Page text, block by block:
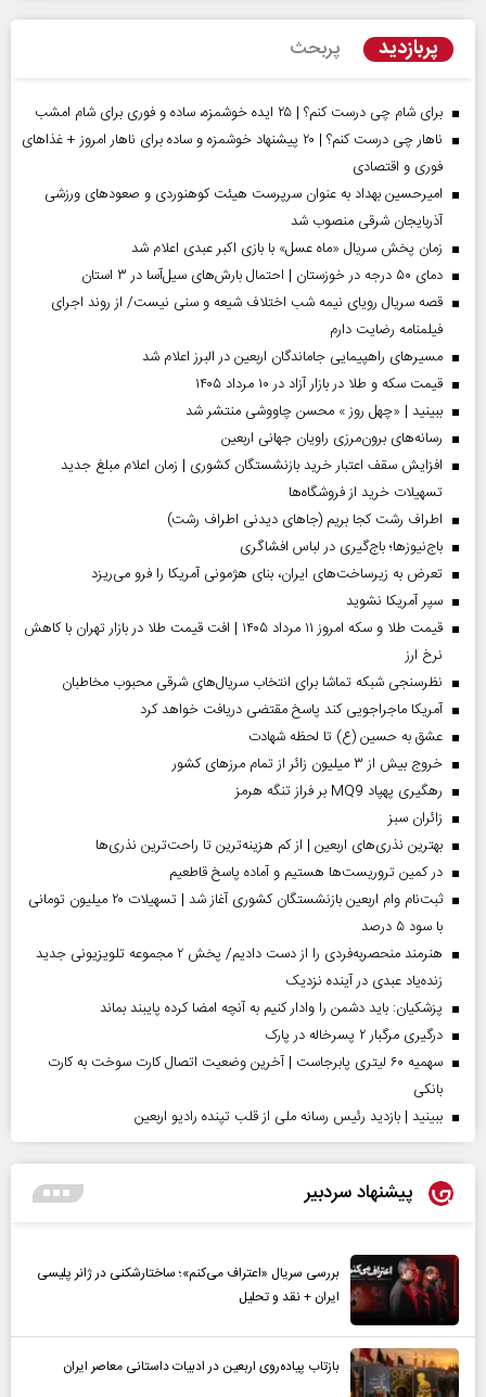
پربازدید پربحث
برای شام چی درست کنم؟ | ۲۵ ایده خوشمزه، ساده و فوری برای شام امشب
ناهار چی درست کنم؟ | ۲۰ پیشنهاد خوشمزه و ساده برای ناهار امروز + غذاهای
فوری و اقتصادی
امیرحسین بهداد به عنوان سرپرست هیئت کوهنوردی و صعودهای ورزشی
آذربایجان شرقی منصوب شد
زمان پخش سریال «ماه عسل» با بازی اکبر عبدی اعلام شد
دمای ۵۰ درجه در خوزستان | احتمال بارش‌های سیل‌آسا در ۳ استان
قصه سریال رویای نیمه شب اختلاف شیعه و سنی نیست/ از روند اجرای
فیلمنامه رضایت دارم
مسیر‌های راهپیمایی جاماندگان اربعین در البرز اعلام شد
قیمت سکه و طلا در بازار آزاد در ۱۰ مرداد ۱۴۰۵
ببینید | «چهل روز » محسن چاووشی منتشر شد
رسانه‌های برون‌مرزی راویان جهانی اربعین
افزایش سقف اعتبار خرید بازنشستگان کشوری | زمان اعلام مبلغ جدید
تسهیلات خرید از فروشگاه‌ها
اطراف رشت کجا بریم (جاهای دیدنی اطراف رشت)
باج‌نیوزها؛ باج‌گیری در لباس افشاگری
تعرض به زیرساخت‌های ایران، بنای هژمونی آمریکا را فرو می‌ریزد
سپر آمریکا نشوید
قیمت طلا و سکه امروز ۱۱ مرداد ۱۴۰۵ | افت قیمت طلا در بازار تهران با کاهش
نرخ ارز
نظرسنجی شبکه تماشا برای انتخاب سریال‌های شرقی محبوب مخاطبان
آمریکا ماجراجویی کند پاسخ مقتضی دریافت خواهد کرد
عشق به حسین (ع) تا لحظه شهادت
خروج بیش از ۳ میلیون زائر از تمام مرز‌های کشور
رهگیری پهپاد MQ9 بر فراز تنگه هرمز
‌زائران سبز
بهترین نذری‌های اربعین | از کم هزینه‌ترین تا راحت‌ترین نذری‌ها
در کمین تروریست‌ها هستیم و آماده پاسخ قاطعیم
ثبت‌نام وام اربعین بازنشستگان کشوری آغاز شد | تسهیلات ۲۰ میلیون تومانی
با سود ۵ درصد
هنرمند منحصر‌به‌فردی را از دست دادیم/ پخش ۲ مجموعه تلویزیونی جدید
زنده‌یاد عبدی در آینده نزدیک
پزشکیان: باید دشمن را وادار کنیم به آنچه امضا کرده پایبند بماند
درگیری مرگبار ۲ پسرخاله در پارک
سهمیه ۶۰ لیتری پابرجاست | آخرین وضعیت اتصال کارت سوخت به کارت
بانکی
ببینید | بازدید رئیس رسانه ملی از قلب تپنده رادیو اربعین
پیشنهاد سردبیر
بررسی سریال «اعتراف می‌کنم»؛ ساختارشکنی در ژانر پلیسی
ایران + نقد و تحلیل
بازتاب پیاده‌روی اربعین در ادبیات داستانی معاصر ایران